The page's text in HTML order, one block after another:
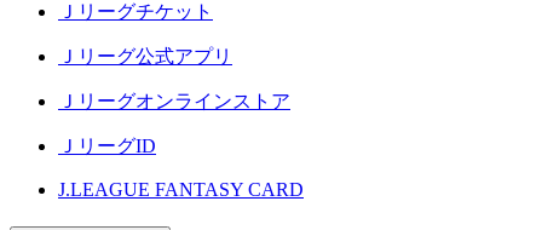
Ｊリーグチケット
Ｊリーグ公式アプリ
Ｊリーグオンラインストア
ＪリーグID
J.LEAGUE FANTASY CARD